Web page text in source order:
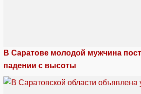
В Саратове молодой мужчина
падении с высоты